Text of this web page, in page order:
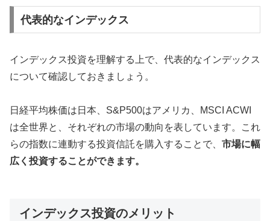
代表的なインデックス
インデックス投資を理解する上で、代表的なインデックス
について確認しておきましょう。
日経平均株価は日本、S&P500はアメリカ、MSCI ACWI
は全世界と、それぞれの市場の動向を表しています。これ
らの指数に連動する投資信託を購入することで、 市場に幅
広く投資することができます。
インデックス投資のメリット